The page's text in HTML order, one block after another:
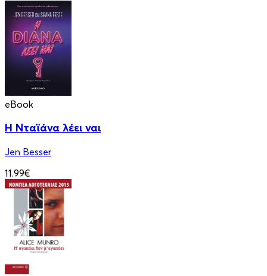
eBook
Η Νταϊάνα λέει ναι
Jen Besser
11.99€